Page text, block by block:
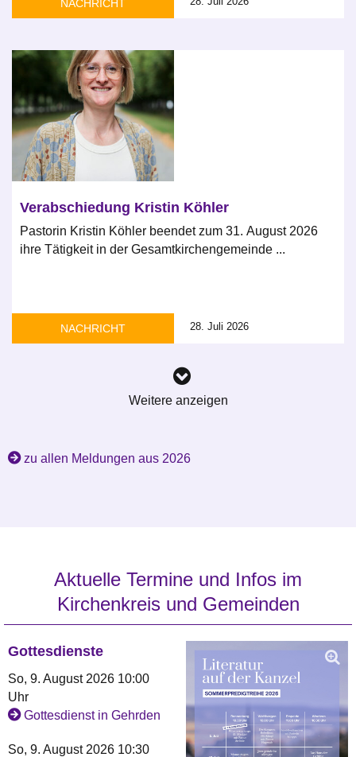
NACHRICHT
Verabschiedung Kristin Köhler
Pastorin Kristin Köhler beendet zum 31. August 2026
ihre Tätigkeit in der Gesamtkirchengemeinde ...
NACHRICHT 28. Juli 2026
Weitere anzeigen
zu allen Meldungen aus 2026
Aktuelle Termine und Infos im
Kirchenkreis und Gemeinden
Gottesdienste
So, 9. August 2026 10:00
Uhr
Gottesdienst in Gehrden
So, 9. August 2026 10:30